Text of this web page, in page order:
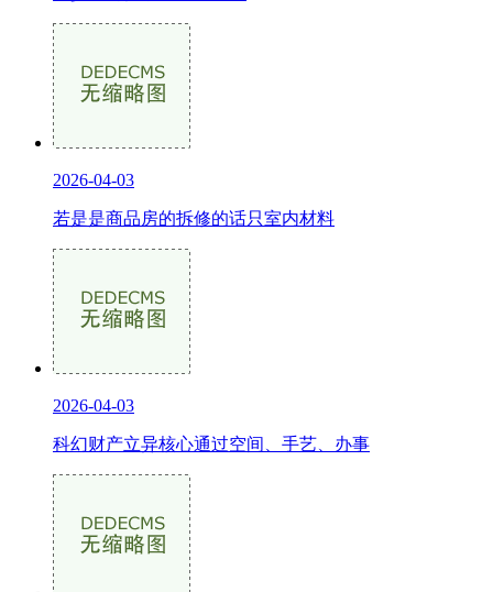
2026-04-03
若是是商品房的拆修的话只室内材料
2026-04-03
科幻财产立异核心通过空间、手艺、办事